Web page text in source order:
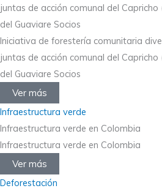
juntas de acción comunal del Capricho
del Guaviare Socios
Iniciativa de forestería comunitaria
juntas de acción comunal del Capricho
del Guaviare Socios
Ver más
Infraestructura verde
Infraestructura verde en Colombia
Infraestructura verde en Colombia
Ver más
Deforestación